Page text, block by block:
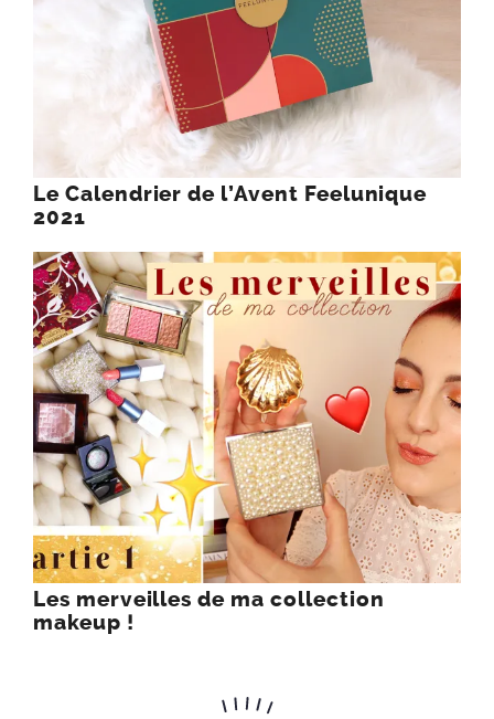
Le Calendrier de l’Avent Feelunique
2021
Les merveilles de ma collection
makeup !